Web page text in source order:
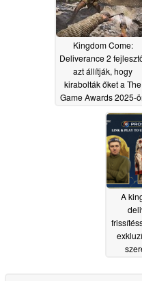
Kingdom Come:
Deliverance 2
azt állítják, hogy
kirabolták őket a The
Game Awards 2025-
12/12/2025
A